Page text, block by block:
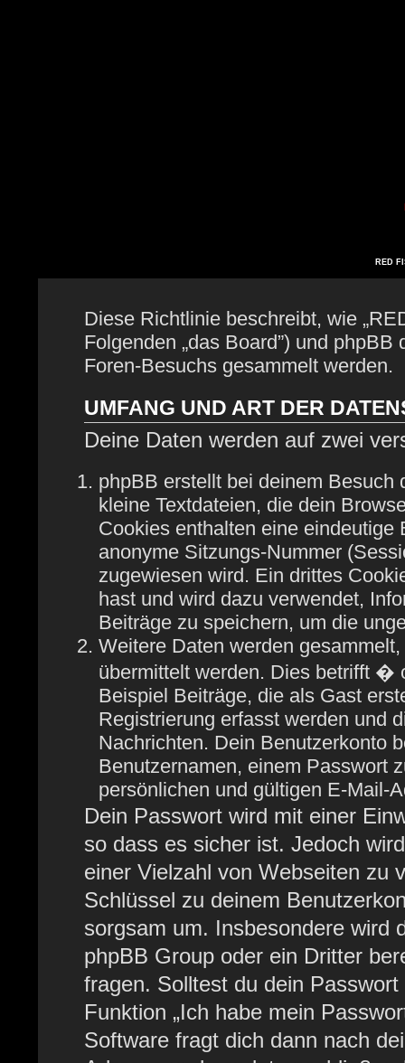
RED
Diese Richtlinie beschreibt, wie
Folgenden „das Board”) und
Foren-Besuchs gesammelt werden.
UMFANG UND ART DER
Deine Daten werden auf zwei
phpBB erstellt bei deinem
kleine Textdateien, die dein
Cookies enthalten eine
anonyme Sitzungs-Nummer
zugewiesen wird. Ein drittes
hast und wird dazu verwendet,
Beiträge zu speichern, um die
Weitere Daten werden
übermittelt werden. Dies betrifft
Beispiel Beiträge, die als Gast
Registrierung erfasst werden und
Nachrichten. Dein Benutzerkonto
Benutzernamen, einem Passwort
persönlichen und gültigen E-Mail-
Dein Passwort wird mit einer
so dass es sicher ist. Jedoch
einer Vielzahl von Webseiten zu
Schlüssel zu deinem
sorgsam um. Insbesondere wird
phpBB Group oder ein Dritter
fragen. Solltest du dein
Funktion „Ich habe mein
Software fragt dich dann nach